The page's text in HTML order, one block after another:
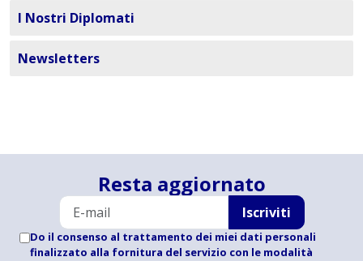
I Nostri Diplomati
Newsletters
Resta aggiornato
Iscriviti
Do il consenso al trattamento dei miei dati personali
finalizzato alla fornitura del servizio con le modalità